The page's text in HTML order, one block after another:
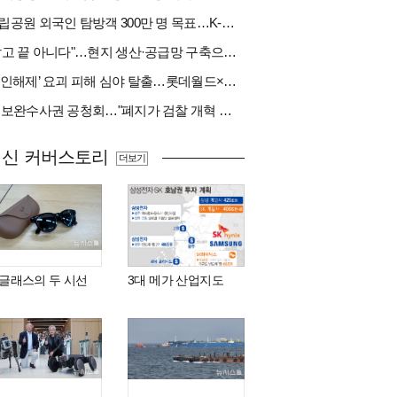
국립공원 외국인 탐방객 300만 명 목표…K-트레킹 키운다
"팔고 끝 아니다"…현지 생산·공급망 구축으로 글로벌 진입장벽 돌파[다시 나는 K방산②]
‘봉인해제’ 요괴 피해 심야 탈출…롯데월드×당근
與 보완수사권 공청회…"폐지가 검찰 개혁 아냐" vs "보완수사권은 전면 재수사권"(종합)
커버스토리
래스의 두 시선 3대 메가 산업지도
더보기